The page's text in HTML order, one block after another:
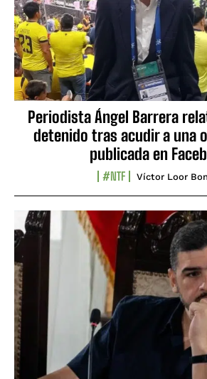
Periodista Ángel Barrera
detenido tras acudir a una
publicada en
#NTF Víctor Loor